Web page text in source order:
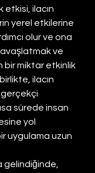
ilacın
yerel etkilerine
olur ve ona
ve
bir miktar etkinlik
ilacın
sürede insan
yol
uygulama uzun
gelindiğinde,